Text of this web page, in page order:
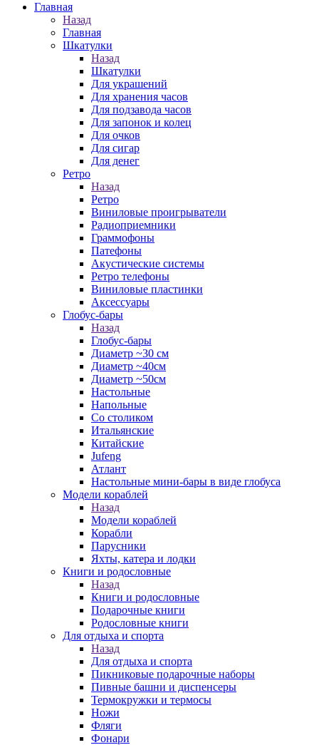
Главная
Назад
Главная
Шкатулки
Назад
Шкатулки
Для украшений
Для хранения часов
Для подзавода часов
Для запонок и колец
Для очков
Для сигар
Для денег
Ретро
Назад
Ретро
Виниловые проигрыватели
Радиоприемники
Граммофоны
Патефоны
Акустические системы
Ретро телефоны
Виниловые пластинки
Аксессуары
Глобус-бары
Назад
Глобус-бары
Диаметр ~30 см
Диаметр ~40см
Диаметр ~50см
Настольные
Напольные
Со столиком
Итальянские
Китайские
Jufeng
Атлант
Настольные мини-бары в виде глобуса
Модели кораблей
Назад
Модели кораблей
Корабли
Парусники
Яхты, катера и лодки
Книги и родословные
Назад
Книги и родословные
Подарочные книги
Родословные книги
Для отдыха и спорта
Назад
Для отдыха и спорта
Пикниковые подарочные наборы
Пивные башни и диспенсеры
Термокружки и термосы
Ножи
Фляги
Фонари